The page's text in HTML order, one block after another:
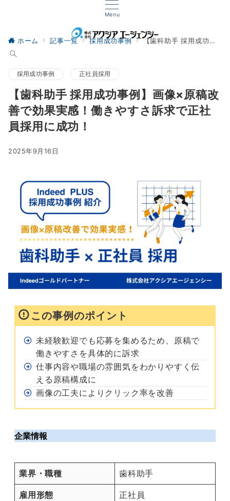
Menu
ホーム 記事一覧 採用成功事例 【歯科助手 採用成功事例】画像×原稿改善で効果実感！働きやすさ訴求で正社員採用に成功！
採用成功事例 正社員採用
【歯科助手 採用成功事例】画像×原稿改
善で効果実感！働きやすさ訴求で正社
員採用に成功！
2025年9月16日
この事例のポイント
未経験歓迎でも応募を集めるため、原稿で
働きやすさを具体的に訴求
仕事内容や職場の雰囲気をわかりやすく伝
える原稿構成に
画像の工夫によりクリック率を改善
企業情報
業界・職種 歯科助手
雇用形態 正社員